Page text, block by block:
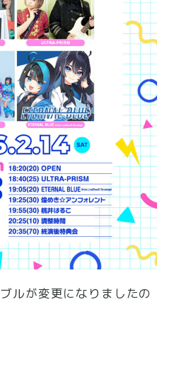
ルが変更になりましたの